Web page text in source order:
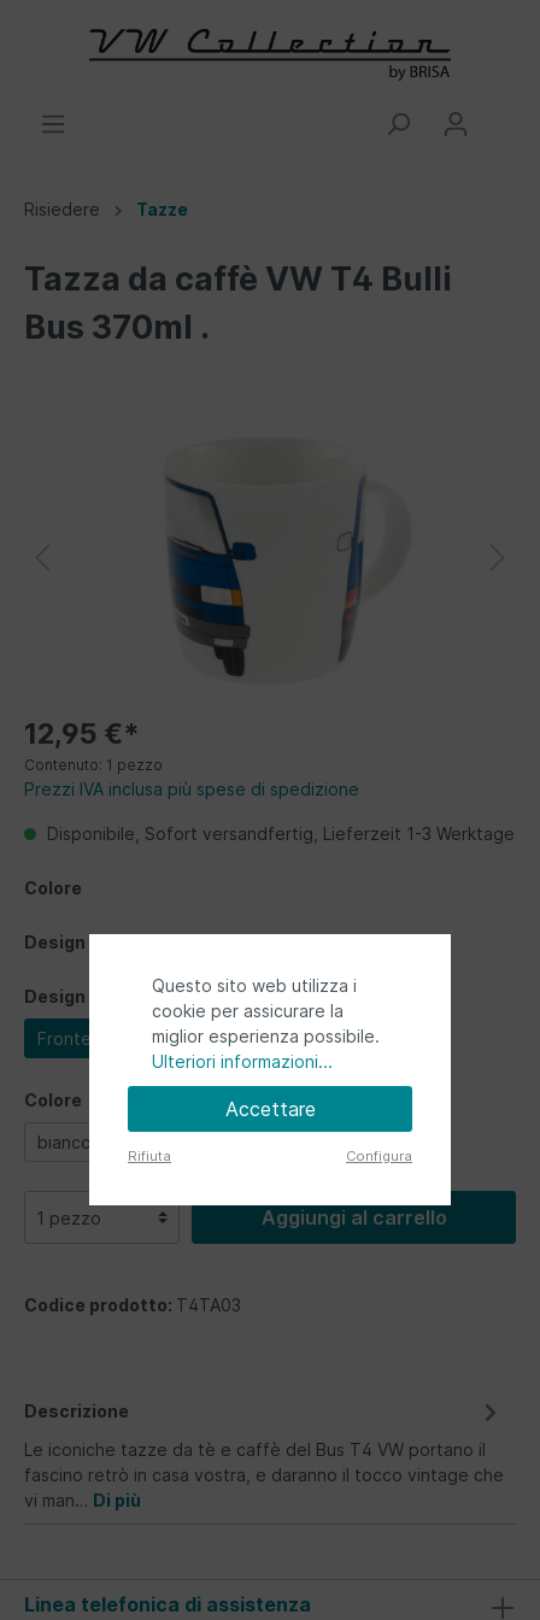
Risiedere Tazze
Tazza da caffè VW T4 Bulli
Bus 370ml .
12,95 €*
Contenuto: 1 pezzo
Prezzi IVA inclusa più spese di spedizione
Disponibile, Sofort versandfertig, Lieferzeit 1-3 Werktage
Colore
Design
Design
Fronte del Bus
Colore
bianco
Aggiungi al carrello
Codice prodotto: T4TA03
Descrizione
Le iconiche tazze da tè e caffè del Bus T4 VW portano il
fascino retrò in casa vostra, e daranno il tocco vintage che
vi man… Di più
Linea telefonica di assistenza
Questo sito web utilizza i
cookie per assicurare la
miglior esperienza possibile.
Ulteriori informazioni...
Accettare
Rifiuta Configura